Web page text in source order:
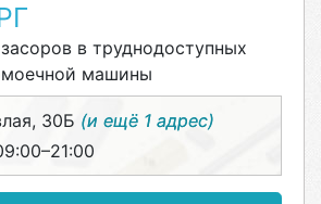
в труднодоступных
машины
30Б (и ещё 1 адрес)